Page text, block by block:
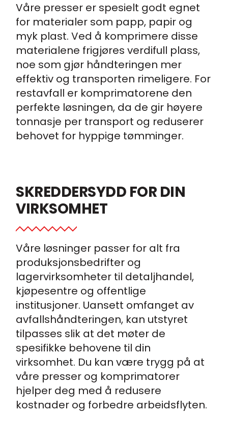
Våre presser er spesielt godt egnet
for materialer som papp, papir og
myk plast. Ved å komprimere disse
materialene frigjøres verdifull plass,
noe som gjør håndteringen mer
effektiv og transporten rimeligere. For
restavfall er komprimatorene den
perfekte løsningen, da de gir høyere
tonnasje per transport og reduserer
behovet for hyppige tømminger.
SKREDDERSYDD FOR DIN
VIRKSOMHET
Våre løsninger passer for alt fra
produksjonsbedrifter og
lagervirksomheter til detaljhandel,
kjøpesentre og offentlige
institusjoner. Uansett omfanget av
avfallshåndteringen, kan utstyret
tilpasses slik at det møter de
spesifikke behovene til din
virksomhet. Du kan være trygg på at
våre presser og komprimatorer
hjelper deg med å redusere
kostnader og forbedre arbeidsflyten.